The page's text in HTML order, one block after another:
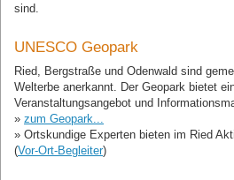
sind.
UNESCO Geopark
Ried, Bergstraße und Odenwald sind
Welterbe anerkannt. Der Geopark bietet
Veranstaltungsangebot und
» zum Geopark...
» Ortskundige Experten bieten im Ried
(Vor-Ort-Begleiter)